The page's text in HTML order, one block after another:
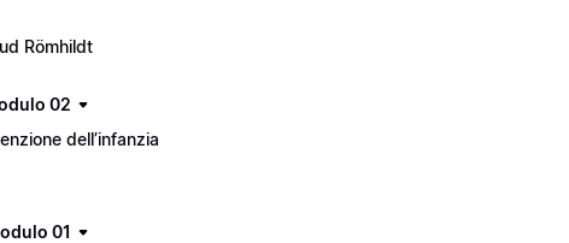
Römhildt
02
dell’infanzia
01